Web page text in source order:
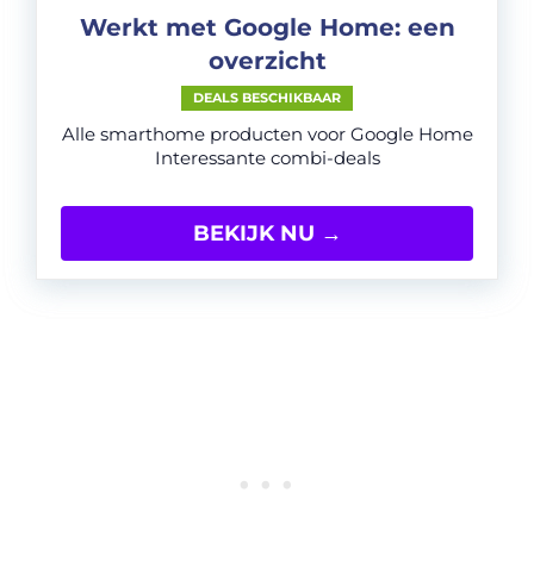
Werkt met Google Home: een
overzicht
DEALS BESCHIKBAAR
Alle smarthome producten voor Google Home
Interessante combi-deals
BEKIJK NU →